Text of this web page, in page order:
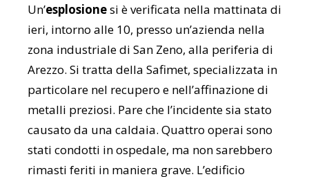
Un’esplosionesi è verificata nella mattinata di
ieri, intorno alle 10, presso un’azienda nella
zona industriale di San Zeno, alla periferia di
Arezzo. Si tratta della Safimet, specializzata in
particolare nel recupero e nell’affinazione di
metalli preziosi. Pare che l’incidente sia stato
causato da una caldaia. Quattro operai sono
stati condotti in ospedale, ma non sarebbero
rimasti feriti in maniera grave. L’edificio